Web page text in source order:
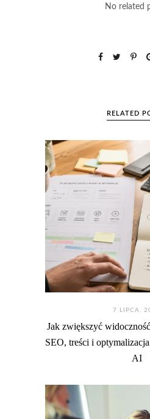
No related
RELATED
7 LIPCA.
Jak zwiększyć
SEO, treści i
AI